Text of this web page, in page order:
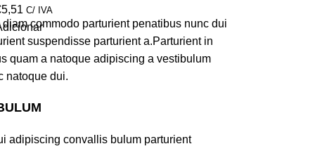
5,51 C/ IVA
commodo parturient penatibus nunc dui
suspendisse parturient a.Parturient in
quam a natoque adipiscing a vestibulum
natoque dui.
adipiscing convallis bulum parturient